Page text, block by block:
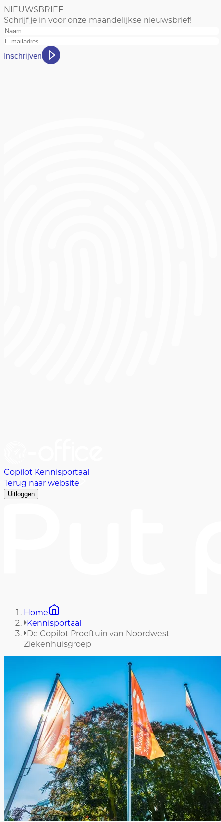
NIEUWSBRIEF
Schrijf je in voor onze maandelijkse nieuwsbrief!
Inschrijven
Copilot Kennisportaal
Terug naar website
Uitloggen
Home
Kennisportaal
De Copilot Proeftuin van Noordwest
Ziekenhuisgroep